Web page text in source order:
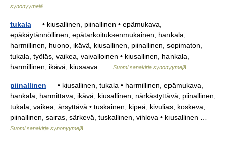
synonyymejä
tukala — • kiusallinen, piinallinen • epämukava,
epäkäytännöllinen, epätarkoituksenmukainen, hankala,
harmillinen, huono, ikävä, kiusallinen, piinallinen, sopimaton,
tukala, työläs, vaikea, vaivalloinen • kiusallinen, hankala,
harmillinen, ikävä, kiusaava …
Suomi sanakirja synonyymejä
piinallinen — • kiusallinen, tukala • harmillinen, epämukava,
hankala, harmittava, ikävä, kiusallinen, närkästyttävä, piinallinen,
tukala, vaikea, ärsyttävä • tuskainen, kipeä, kivulias, koskeva,
piinallinen, sairas, särkevä, tuskallinen, vihlova • kiusallinen …
Suomi sanakirja synonyymejä